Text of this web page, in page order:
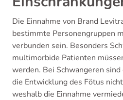
Die Einnahme von Brand
bestimmte Personengruppen
verbunden sein. Besonders
multimorbide Patienten
werden. Bei Schwangeren
die Entwicklung des Fötus
weshalb die Einnahme